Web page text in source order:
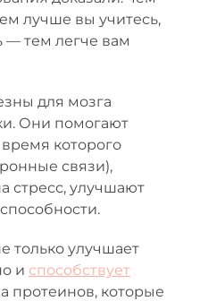
лучше вы учитесь,
— тем легче вам
для мозга
Они помогают
которого
связи),
стресс, улучшают
только улучшает
и способствует
протеинов, которые